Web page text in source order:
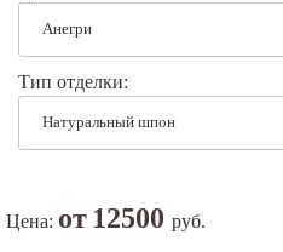
Тип отделки:
Цена: от 12500 руб.